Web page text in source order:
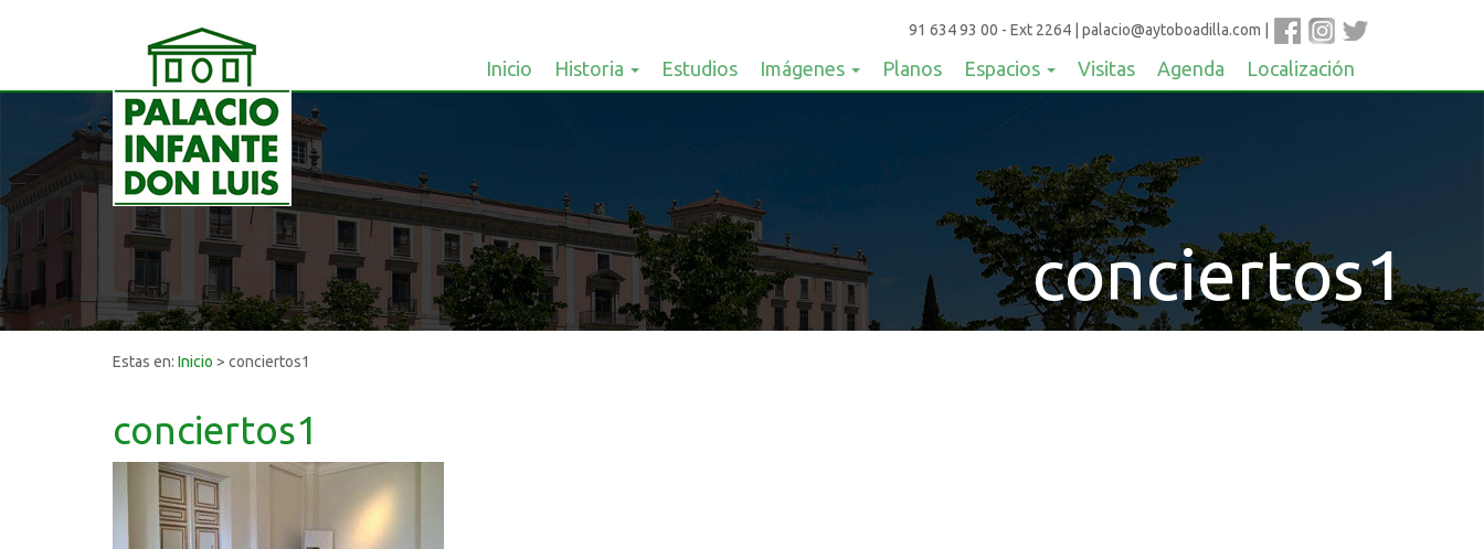
91 634 93 00 - Ext 2264 palacio@aytoboadilla.com
Inicio Historia Estudios Imágenes Planos Espacios Visitas Agenda Localización
conciertos1
Estas en: Inicio > conciertos1
conciertos1